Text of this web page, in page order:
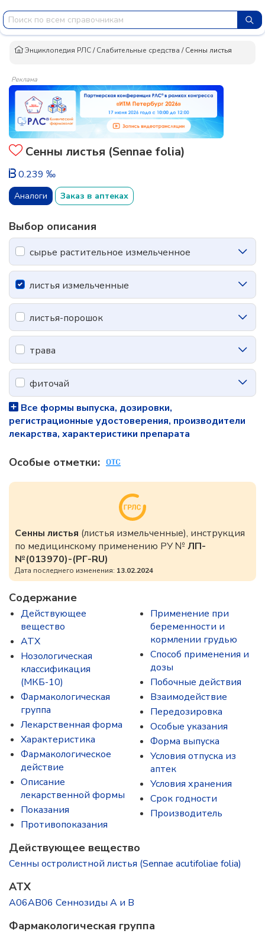
Энциклопедия РЛС/Слабительные средства /Сенны листья
Реклама
Сенны листья (Sennae folia)
0.239 ‰
Аналоги Заказ в аптеках
Выбор описания
сырье растительное измельченное
листья измельченные
листья-порошок
трава
фиточай
Все формы выпуска, дозировки,
регистрационные удостоверения, производители
лекарства, характеристики препарата
Особые отметки:
Сенны листья (листья измельченные), инструкция
по медицинскому применению РУ № ЛП-
№(013970)-(РГ-RU)
Дата последнего изменения: 13.02.2024
Содержание
Действующее
вещество
ATX
Нозологическая
классификация
(МКБ-10)
Фармакологическая
группа
Лекарственная форма
Характеристика
Фармакологическое
действие
Описание
лекарственной формы
Показания
Противопоказания
Применение при
беременности и
кормлении грудью
Способ применения и
дозы
Побочные действия
Взаимодействие
Передозировка
Особые указания
Форма выпуска
Условия отпуска из
аптек
Условия хранения
Срок годности
Производитель
Действующее вещество
Сенны остролистной листья (Sennae acutifoliae folia)
ATX
A06AB06 Сеннозиды А и В
Фармакологическая группа